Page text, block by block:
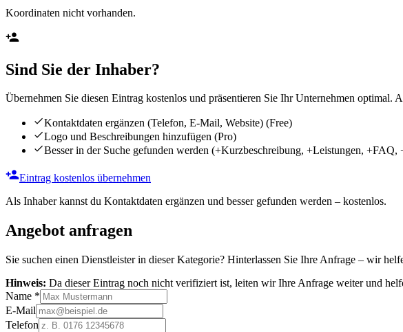
Koordinaten nicht vorhanden.
Sind Sie der Inhaber?
Übernehmen Sie diesen Eintrag kostenlos und präsentieren Sie Ihr Unternehmen optimal.
Kontaktdaten ergänzen (Telefon, E-Mail, Website) (Free)
Logo und Beschreibungen hinzufügen (Pro)
Besser in der Suche gefunden werden (+Kurzbeschreibung, +Leistungen,
Eintrag kostenlos übernehmen
Als Inhaber kannst du Kontaktdaten ergänzen und besser gefunden werden – kostenlos.
Angebot anfragen
Sie suchen einen Dienstleister in dieser Kategorie? Hinterlassen Sie Ihre Anfrage – wir
Hinweis: Da dieser Eintrag noch nicht verifiziert ist, leiten wir Ihre Anfrage weiter und
Name *
E-Mail
Telefon